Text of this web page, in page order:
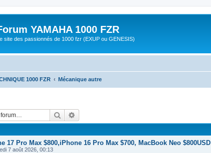
YAMAHA 1000 FZR
site des passionnés de 1000 fzr (EXUP ou GENESIS)
1000 FZR Mécanique autre
Rechercher
17 Pro Max $800,iPhone 16 Pro Max $700, MacBook Neo $800USD
7 août 2026, 00:13